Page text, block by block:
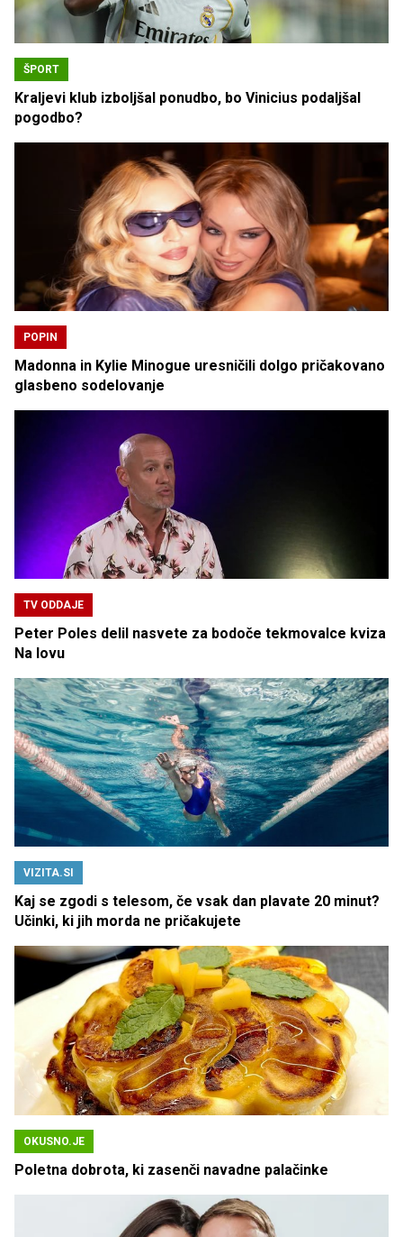
ŠPORT
Kraljevi klub izboljšal ponudbo, bo Vinicius podaljšal
pogodbo?
POPIN
Madonna in Kylie Minogue uresničili dolgo pričakovano
glasbeno sodelovanje
TV ODDAJE
Peter Poles delil nasvete za bodoče tekmovalce kviza
Na lovu
VIZITA.SI
Kaj se zgodi s telesom, če vsak dan plavate 20 minut?
Učinki, ki jih morda ne pričakujete
OKUSNO.JE
Poletna dobrota, ki zasenči navadne palačinke